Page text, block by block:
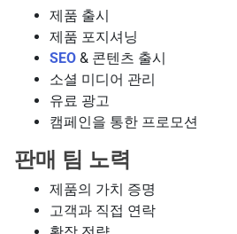
제품 출시
제품 포지셔닝
SEO & 콘텐츠 출시
소셜 미디어 관리
유료 광고
캠페인을 통한 프로모션
판매 팀 노력
제품의 가치 증명
고객과 직접 연락